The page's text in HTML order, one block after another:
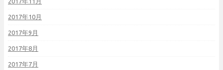
2017年10月
2017年9月
2017年8月
2017年7月